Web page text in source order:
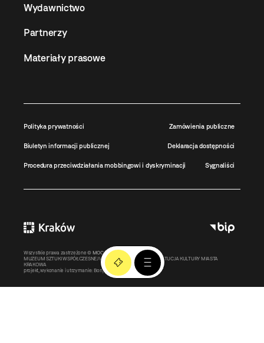
Wydawnictwo
Partnerzy
Materiały prasowe
Polityka prywatności Zamówienia publiczne
Biuletyn informacji publicznej Deklaracja dostępności
Procedura przeciwdziałania mobbingowi i dyskryminacji Sygnaliści
Wszystkie prawa zastrzeżone © MOCAK2011-2026
MUZEUM SZTUKI WSPÓŁCZESNEJ W KRAKOWIE MOCAK – INSTYTUCJA KULTURY MIASTA
KRAKOWA
projekt, wykonanie i utrzymanie: Bonjour.pl